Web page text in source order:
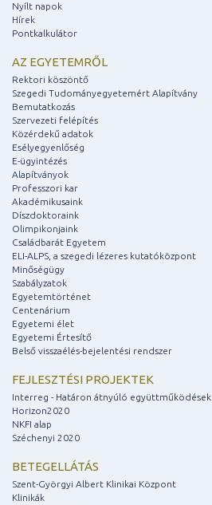
Nyílt napok
Hírek
Pontkalkulátor
AZ EGYETEMRŐL
Rektori köszöntő
Szegedi Tudományegyetemért Alapítvány
Bemutatkozás
Szervezeti felépítés
Közérdekű adatok
Esélyegyenlőség
E-ügyintézés
Alapítványok
Professzori kar
Akadémikusaink
Díszdoktoraink
Olimpikonjaink
Családbarát Egyetem
ELI-ALPS, a szegedi lézeres kutatóközpont
Minőségügy
Szabályzatok
Egyetemtörténet
Centenárium
Egyetemi élet
Egyetemi Értesítő
Belső visszaélés-bejelentési rendszer
FEJLESZTÉSI PROJEKTEK
Interreg - Határon átnyúló együttműködések
Horizon2020
NKFI alap
Széchenyi 2020
BETEGELLÁTÁS
Szent-Györgyi Albert Klinikai Központ
Klinikák